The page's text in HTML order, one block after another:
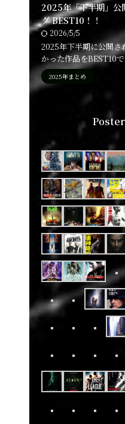
2025年「下半期」公
グ BEST10！！
2026/5/5
2025年下半期に公開さ
かった作品をBEST10
2025年まとめ